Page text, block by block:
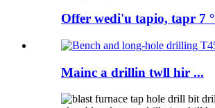
Offer wedi'u tapio, tapr 7 °
Mainc a drillin twll hir ...